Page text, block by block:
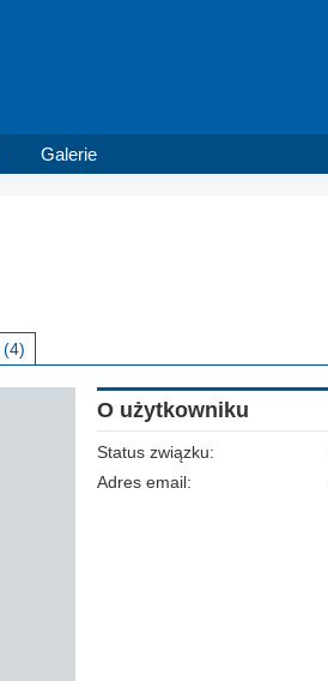
Galerie
(4)
O użytkowniku
Status związku:
Adres email: